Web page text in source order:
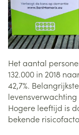
Het aantal
132.000 in 2018
42,7%.
Hogere leeftijd is
bekende